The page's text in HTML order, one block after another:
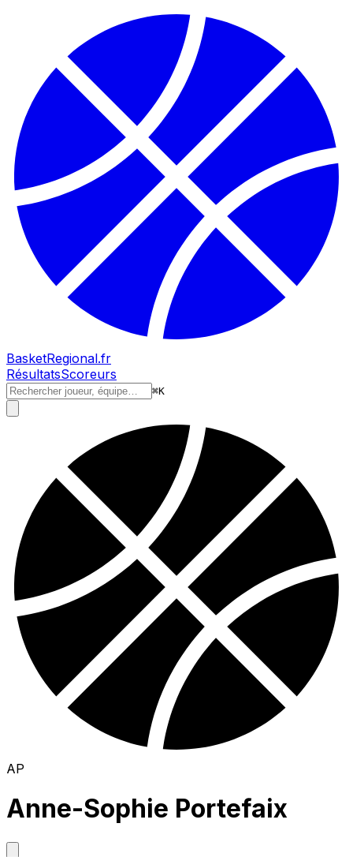
BasketRegional.fr
RésultatsScoreurs
⌘K
AP
Anne-Sophie Portefaix